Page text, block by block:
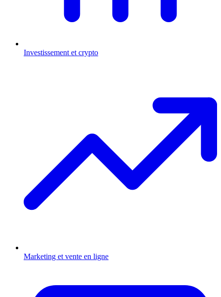
Investissement et crypto
Marketing et vente en ligne